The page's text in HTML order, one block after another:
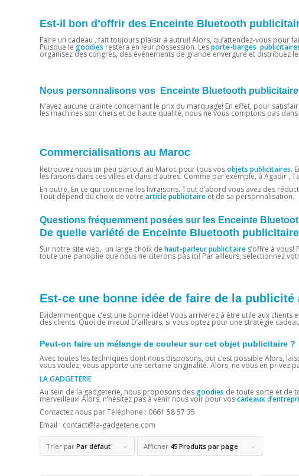
Est-il bon d’offrir des Enceinte Bluetooth
Faire un cadeau , fait toujours plaisir à autrui! Alors, qu’attendez-vous pour
Puisque le goodies restera en leur possession. Lesporte-barges
organisez des congrès, des évènements de grande envergure et distribuez
Nous personnalisons vos Enceinte Bluetooth
N’ayez aucune crainte concernant le prix du marquage! En effet, pour
les machines son chers et de haute qualité, nous ne vous comptons pas
Commercialisations au Maroc
Retrouvez nous un peu partout au Maroc pour tous vosobjets publicitaires.
les faisons dans ces villes et dans d’autres. Comme par exemple, à Agadir ,
En outre, En ce qui concerne les livraisons. Tout d’abord vous avez des
Tout dépend du choix de votre article publicitaire et de sa personnalisation.
Questions fréquemment posées sur les Enceinte
De quelle variété de Enceinte Bluetooth
Sur notre site web, un large choix de haut-parleurpublicitaire s’offre à vous!
toute une panoplie que nous ne citerons pas ici! Par ailleurs, sélectionnez
Est-ce une bonne idée de faire de la
Evidemment que c’est une bonne idée! Vous arriverez à être utile aux
des clients. Quoi de mieux! D’ailleurs, si vous optez pour une stratégie
Peut-on faire un mélange de couleur sur cet objet publicitaire ?
Avec toutes les techniques dont nous disposons, oui c’est possible Alors,
vous voulez, vous apporte une certaine originalité. Alors, ne vous en privez
LA GADGETERIE
Au sein de la gadgeterie, nous proposons desgoodies de toute sorte et de
merveilleux! Alors, n’hésitez pas à venir nous voir pour voscadeaux
Contactez nous par Téléphone : 0661 58 57 35
Email : contact@la-gadgeterie.com
Trier par Par défaut Afficher 45 Produits par page